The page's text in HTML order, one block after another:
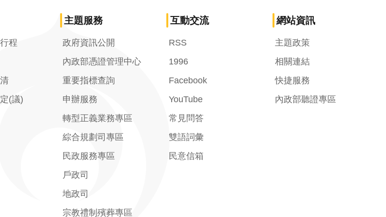
程
(議)
主題服務
政府資訊公開
內政部憑證管理中心
重要指標查詢
申辦服務
轉型正義業務專區
綜合規劃司專區
民政服務專區
戶政司
地政司
宗教禮制殯葬專區
互動交流
RSS
1996
Facebook
YouTube
常見問答
雙語詞彙
民意信箱
網站資訊
主題政策
相關連結
快捷服務
內政部聽證專區